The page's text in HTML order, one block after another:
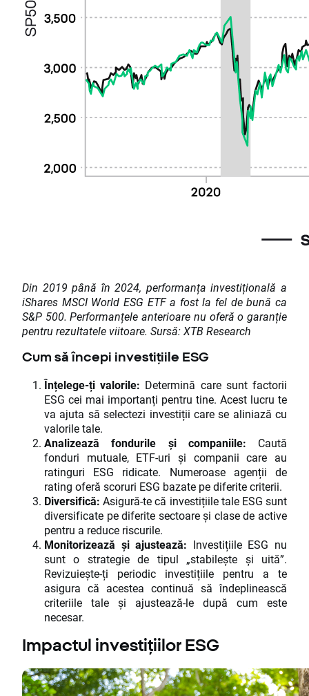
Din 2019 până în 2024, performanța investițională a
iShares MSCI World ESG ETF a fost la fel de bună ca
S&P 500. Performanțele anterioare nu oferă o garanție
pentru rezultatele viitoare. Sursă: XTB Research
Cum să începi investițiile ESG
Înțelege-ți valorile: Determină care sunt factorii
ESG cei mai importanți pentru tine. Acest lucru te
va ajuta să selectezi investiții care se aliniază cu
valorile tale.
Analizează fondurile și companiile: Caută
fonduri mutuale, ETF-uri și companii care au
ratinguri ESG ridicate. Numeroase agenții de
rating oferă scoruri ESG bazate pe diferite criterii.
Diversifică:Asigură-te că investițiile tale ESG sunt
diversificate pe diferite sectoare și clase de active
pentru a reduce riscurile.
Monitorizează și ajustează: Investițiile ESG nu
sunt o strategie de tipul „stabilește și uită”.
Revizuiește-ți periodic investițiile pentru a te
asigura că acestea continuă să îndeplinească
criteriile tale și ajustează-le după cum este
necesar.
Impactul investițiilor ESG